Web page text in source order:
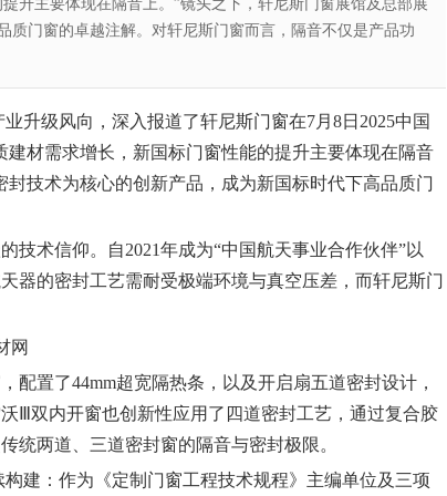
升主要体现在隔音上。”镜头之下，轩尼斯门窗展馆及总部展
门窗的卓越注解。对轩尼斯门窗而言，隔音不仅是产品功
业升级风向，深入报道了轩尼斯门窗在7月8日2025中国
材需求增长，新国标门窗性能的提升主要体现在隔音
技术为核心的创新产品，成为新国标时代下高品质门
技术信仰。自2021年成为“中国航天事业合作伙伴”以
器的密封工艺需耐受极端环境与真空压差，而轩尼斯门
置了44mm超宽隔热条，以及开启扇五道密封设计，
Ⅲ双内开窗也创新性应用了四道密封工艺，通过复合胶
统两道、三道密封窗的隔音与密封极限。
建：作为《定制门窗工程技术规程》主编单位及三项